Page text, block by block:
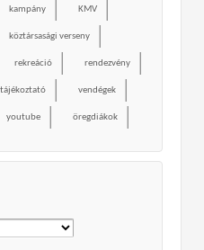
kampány KMV
köztársasági verseny
rekreáció rendezvény
tájékoztató vendégek
youtube öregdiákok